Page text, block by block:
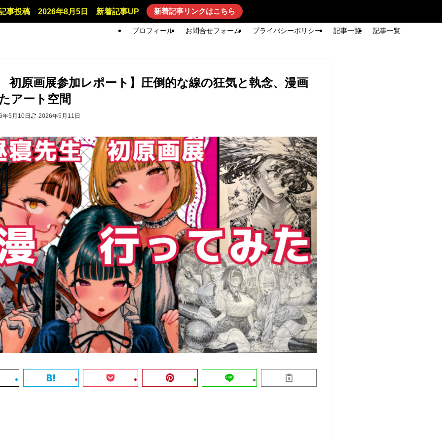
事投稿 2026年8月5日 新着記事UP 新着記事リンクはこちら
プロフィール お問合せフォーム プライバシーポリシー 記事一覧 記事一覧
原画展参加レポート】圧倒的な線の狂気と執念、漫画
アート空間
年5月10日 2026年5月11日